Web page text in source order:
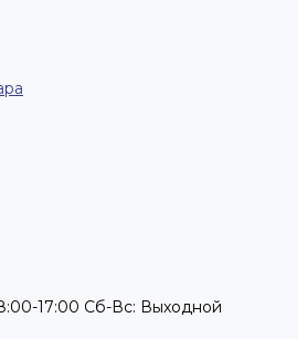
17:00 Сб-Вс: Выходной